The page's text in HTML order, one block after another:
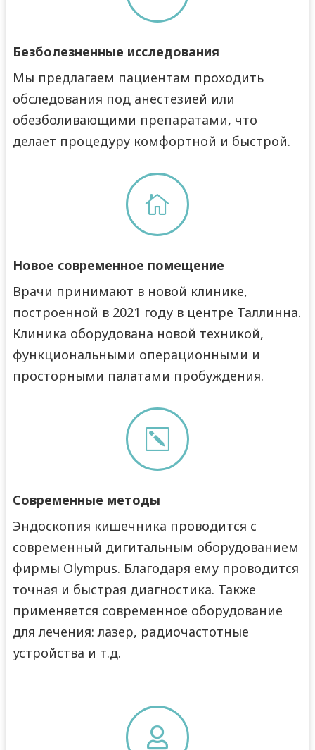
Безболезненные исследования
Мы предлагаем пациентам проходить
обследования под анестезией или
обезболивающими препаратами, что
делает процедуру комфортной и быстрой.

Новое современное помещение
Врачи принимают в новой клинике,
построенной в 2021 году в центре Таллинна.
Клиника оборудована новой техникой,
функциональными операционными и
просторными палатами пробуждения.
k
Современные методы
Эндоскопия кишечника проводится с
современный дигитальным оборудованием
фирмы Olympus. Благодаря ему проводится
точная и быстрая диагностика. Также
применяется современное оборудование
для лечения: лазер, радиочастотные
устройства и т.д.
